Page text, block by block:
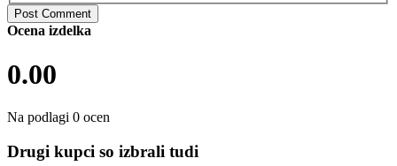
Ocena izdelka
0.00
Na podlagi 0 ocen
Drugi kupci so izbrali tudi